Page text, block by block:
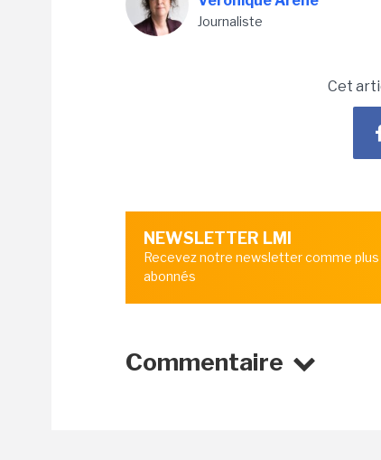
Journaliste
Cet
NEWSLETTER LMI
Recevez notre newsletter comme
abonnés
Commentaire